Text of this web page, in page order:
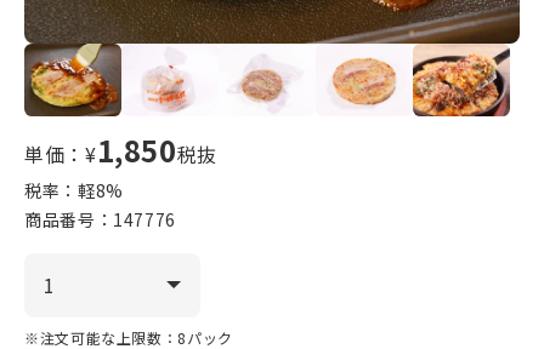
単価：¥1,850税抜
税率：軽8%
商品番号： 147776
※注文可能な上限数：8パック